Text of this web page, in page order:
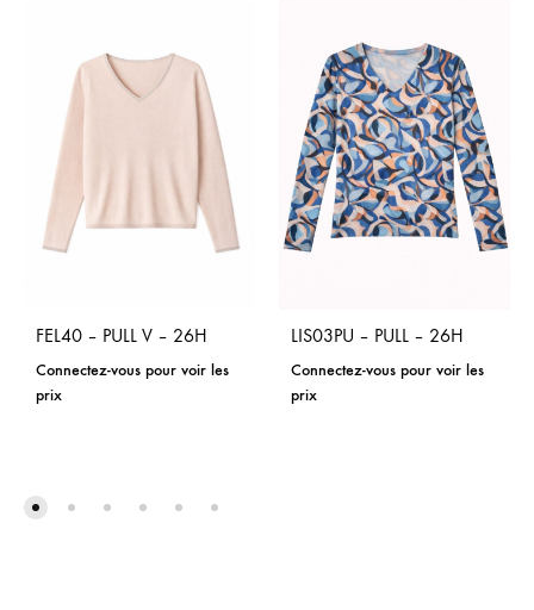
FEL40 – PULL V – 26H
Connectez-vous pour voir les
prix
LIS03PU – PULL – 26H
Connectez-vous pour voir les
prix